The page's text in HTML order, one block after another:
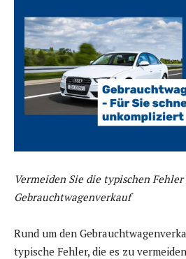
Vermeiden Sie die typischen
Gebrauchtwagenverkauf
Rund um den
typische Fehler, die es zu